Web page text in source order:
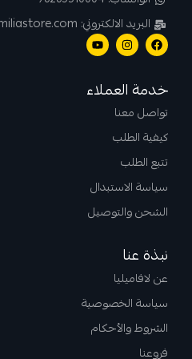
البريد الالكتروني: info@lafamiliastore.com
خدمة العملاء
تواصل معنا
كيفية الطلب
تتبع الطلب
سياسة الاستبدال
الشحن والتوصيل
نبذة عنا
عن لافاميليا
سياسة الخصوصية
الشروط والأحكام
فروعنا